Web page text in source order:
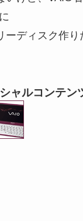
ーディスク作り
ャルコンテン